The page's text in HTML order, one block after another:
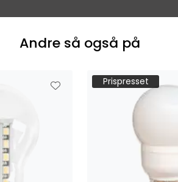
Andre så også på
Prispresset